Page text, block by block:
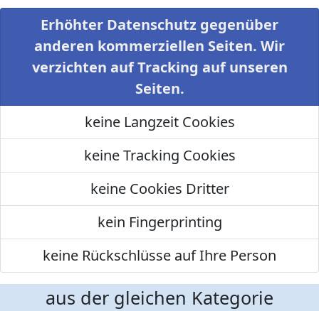
Erhöhter Datenschutz gegenüber
anderen kommerziellen Seiten. Wir
verzichten auf Tracking auf unseren
Seiten.
keine Langzeit Cookies
keine Tracking Cookies
keine Cookies Dritter
kein Fingerprinting
keine Rückschlüsse auf Ihre Person
aus der gleichen Kategorie